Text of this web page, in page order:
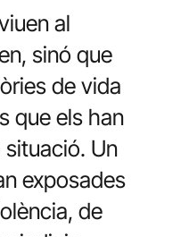
al
sinó que
de vida
que els han
Un
exposades
de